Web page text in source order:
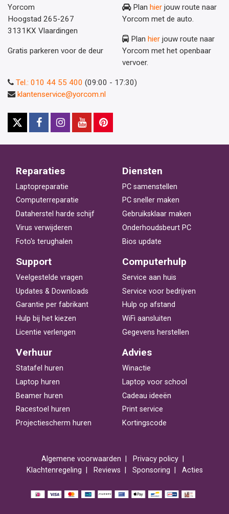
Yorcom
Hoogstad 265-267
3131KX Vlaardingen
Gratis parkeren voor de deur
Plan hier jouw route naar
Yorcom met de auto.
Plan hier jouw route naar
Yorcom met het openbaar
vervoer.
Tel.: 010 44 55 400 (09:00 - 17:30)
klantenservice@yorcom.nl
Reparaties
Laptopreparatie
Computerreparatie
Dataherstel harde schijf
Virus verwijderen
Foto's terughalen
Diensten
PC samenstellen
PC sneller maken
Gebruiksklaar maken
Onderhoudsbeurt PC
Bios update
Support
Veelgestelde vragen
Updates & Downloads
Garantie per fabrikant
Hulp bij het kiezen
Licentie verlengen
Computerhulp
Service aan huis
Service voor bedrijven
Hulp op afstand
WiFi aansluiten
Gegevens herstellen
Verhuur
Statafel huren
Laptop huren
Beamer huren
Racestoel huren
Projectiescherm huren
Advies
Winactie
Laptop voor school
Cadeau ideeën
Print service
Kortingscode
Algemene voorwaarden
Privacy policy
Klachtenregeling
Reviews Sponsoring Acties